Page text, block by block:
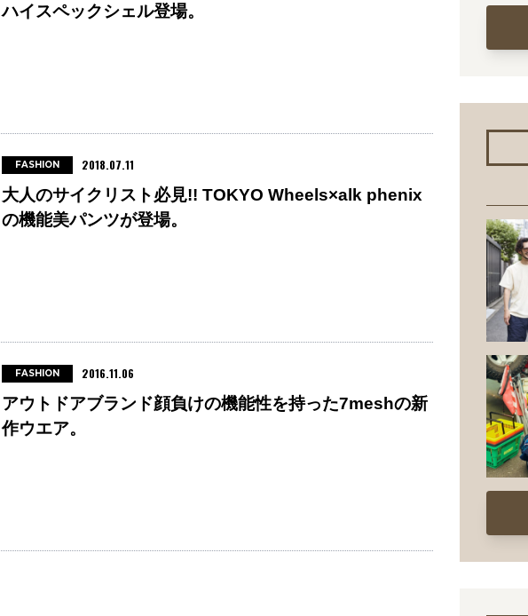
ハイスペックシェル登場。
大人のサイクリスト必見!! TOKYO Wheels×alk phenix
の機能美パンツが登場。
FASHION 2018.07.11
アウトドアブランド顔負けの機能性を持った7meshの新
作ウエア。
FASHION 2016.11.06